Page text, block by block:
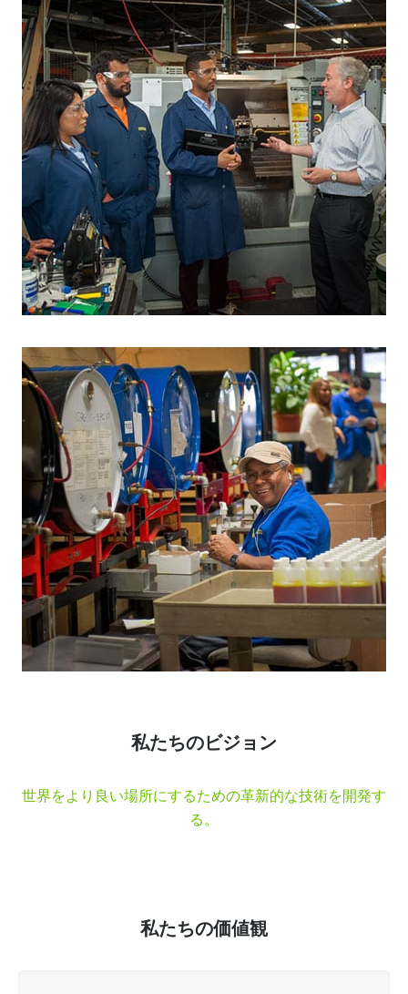
私たちのビジョン
世界をより良い場所にするための革新的な技術を開発す
る。
私たちの価値観